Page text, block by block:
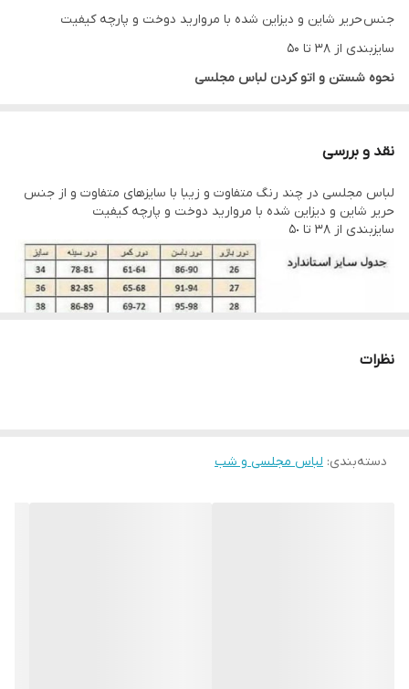
جنس حریر شاین و دیزاین شده با مروارید دوخت و پارچه کیفیت
سایزبندی از 38 تا 50
نحوه شستن و اتو کردن لباس مجلسی
کنید، لباس را به آرامی چنگ بزنید و دقت کنید به بافت پارچه آسیب
وارد نشود چراکه دارای بافتی حساس است پس بهتر است در هوای آزاد
خشک شود لباس ها را در سایه خشک کنید به دور از نور خوشید این
روش بسیار بهتری است. برای اتو کردن این نوع پارچه ها باید نکاتی را
نیز رعایت کنید، قبل از هرکاری از تمیز بودن کف اتو اطمینان حاصل کنید،
پارچه سفید نازکی روی لباس قرار داده و به آرامی با درجه کم اتو بزنید و
های توری با درجه کم اتو شود.
نقد و بررسی
لباس مجلسی در چند رنگ متفاوت و زیبا با سایزهای متفاوت و از جنس
حریر شاین و دیزاین شده با مروارید دوخت و پارچه کیفیت
سایزبندی از ٣٨ تا ۵٠
نظرات
دسته‌بندی: لباس مجلسی و شب